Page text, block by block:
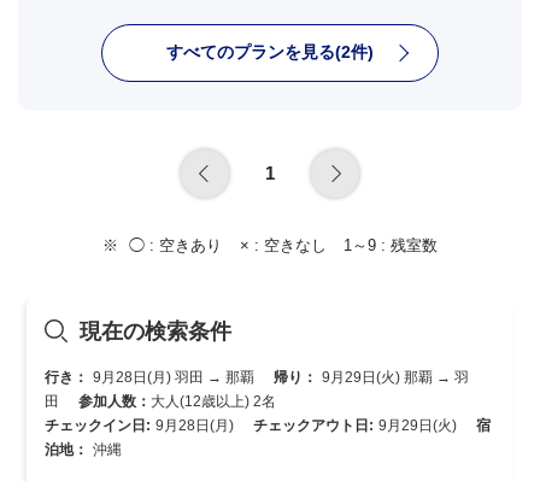
すべてのプランを見る(2件)
1
◯ : 空きあり × : 空きなし 1～9 : 残室数
現在の検索条件
行き： 9月28日(月) 羽田 → 那覇 帰り： 9月29日(火) 那覇 → 羽
田
参加人数： 大人(12歳以上) 2名
チェックイン日: 9月28日(月) チェックアウト日: 9月29日(火)
宿
泊地： 沖縄